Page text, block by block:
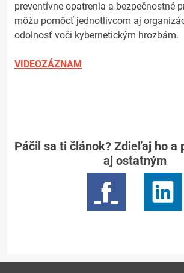
preventívne opatrenia a bezpečnostné
môžu pomôcť jednotlivcom aj
odolnosť voči kybernetickým hrozbám.
VIDEOZÁZNAM
Páčil sa ti článok? Zdieľaj ho a
aj ostatným